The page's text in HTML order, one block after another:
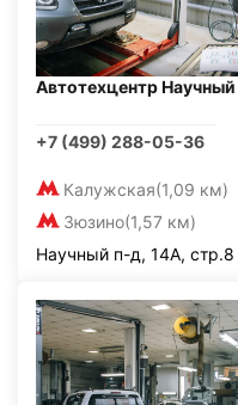
Автотехцентр Научный
+7 (499) 288-05-36
Калужская(1,09 км)
Зюзино(1,57 км)
Научный п-д, 14А, стр.8